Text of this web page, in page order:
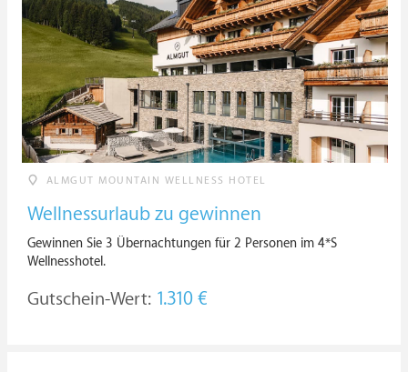
ALMGUT MOUNTAIN WELLNESS HOTEL
Wellnessurlaub zu gewinnen
Gewinnen Sie 3 Übernachtungen für 2 Personen im 4*S
Wellnesshotel.
Gutschein-Wert: 1.310 €